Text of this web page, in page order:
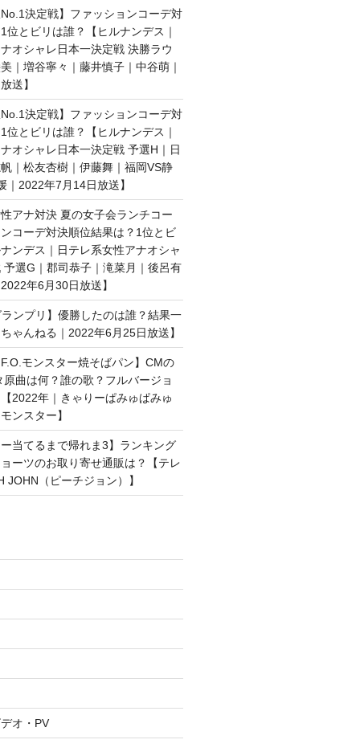
決定戦】ファッションコーデ対
位とビリは誰？【ヒルナンデス｜
オシャレ日本一決定戦 決勝ラウ
｜増谷寧々｜藤井慎子｜中谷萌｜
送】
決定戦】ファッションコーデ対
位とビリは誰？【ヒルナンデス｜
オシャレ日本一決定戦 予選H｜日
｜松友杏樹｜伊藤舞｜福岡VS静
｜2022年7月14日放送】
アナ対決 夏の女子会ランチコー
コーデ対決順位結果は？1位とビ
ンデス｜日テレ系女性アナオシャ
選G｜郡司恭子｜滝菜月｜後呂有
年6月30日放送】
ンプリ】優勝したのは誰？結果一
ゃんねる｜2022年6月25日放送】
モンスター焼そばパン】CMの
曲は何？誰の歌？フルバージョ
2022年｜きゃりーぱみゅぱみゅ
ンスター】
当てるまで帰れま3】ランキング
ーツのお取り寄せ通販は？【テレ
JOHN（ピーチジョン）】
オ・PV